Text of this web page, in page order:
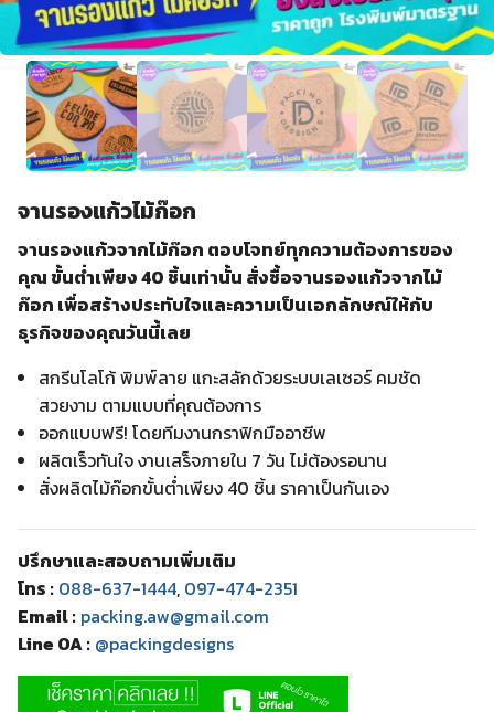
จานรองแก้วไม้ก๊อก
จานรองแก้วจากไม้ก๊อก ตอบโจทย์ทุกความต้องการของ
คุณ ขั้นต่ำเพียง 40 ชิ้นเท่านั้น สั่งซื้อจานรองแก้วจากไม้
ก๊อก เพื่อสร้างประทับใจและความเป็นเอกลักษณ์ให้กับ
ธุรกิจของคุณวันนี้เลย
สกรีนโลโก้ พิมพ์ลาย แกะสลักด้วยระบบเลเซอร์ คมชัด
สวยงาม ตามแบบที่คุณต้องการ
ออกแบบฟรี! โดยทีมงานกราฟิกมืออาชีพ
ผลิตเร็วทันใจ งานเสร็จภายใน 7 วัน ไม่ต้องรอนาน
สั่งผลิตไม้ก๊อกขั้นต่ำเพียง 40 ชิ้น ราคาเป็นกันเอง
ปรึกษาและสอบถามเพิ่มเติม
โทร : 088-637-1444, 097-474-2351
Email : packing.aw@gmail.com
Line OA : @packingdesigns